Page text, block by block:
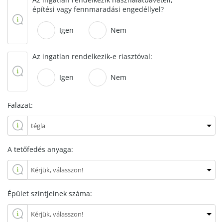
építési vagy fennmaradási engedéllyel?
Igen Nem
Az ingatlan rendelkezik-e riasztóval:
Igen Nem
Falazat:
A tetőfedés anyaga:
Épület szintjeinek száma: